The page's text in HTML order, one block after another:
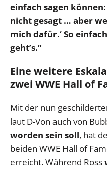
einfach sagen
nicht gesagt … aber
mich dafür.‘ So
geht’s.“
Eine weitere
zwei WWE Hall of
Mit der nun
laut D-Von auch von
worden sein soll, hat
beiden WWE Hall of
erreicht. Während Ross